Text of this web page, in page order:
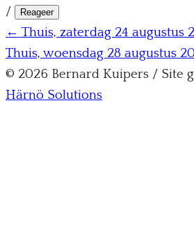
/ Reageer
← Thuis, zaterdag 24 augustus
Thuis, woensdag 28 augustus
© 2026 Bernard Kuipers / Site
Härnö Solutions